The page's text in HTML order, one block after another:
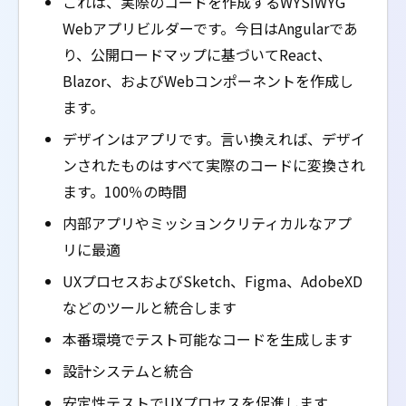
Webアプリビルダーです。今日はAngularであ
り、公開ロードマップに基づいてReact、
Blazor、およびWebコンポーネントを作成し
ます。
デザインはアプリです。言い換えれば、デザイ
ンされたものはすべて実際のコードに変換され
ます。100％の時間
内部アプリやミッションクリティカルなアプ
リに最適
UXプロセスおよびSketch、Figma、AdobeXD
などのツールと統合します
本番環境でテスト可能なコードを生成します
設計システムと統合